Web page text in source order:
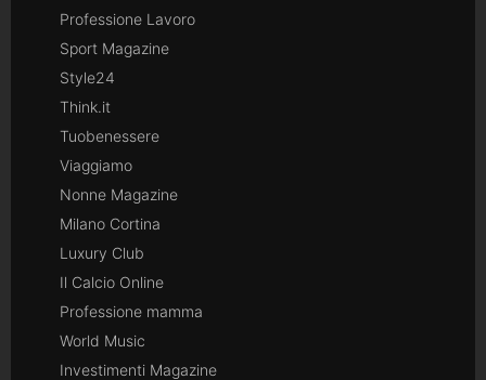
Professione Lavoro
Sport Magazine
Style24
Think.it
Tuobenessere
Viaggiamo
Nonne Magazine
Milano Cortina
Luxury Club
Il Calcio Online
Professione mamma
World Music
Investimenti Magazine